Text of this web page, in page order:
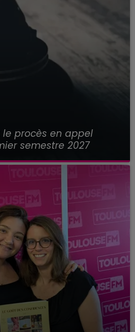
procès en appel
semestre 2027